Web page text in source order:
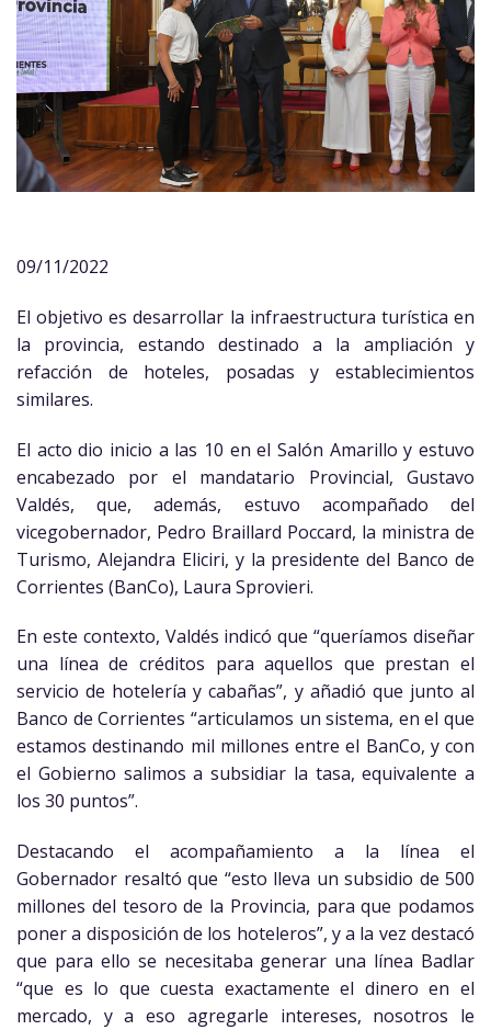
09/11/2022
El objetivo es desarrollar la infraestructura turística en
la provincia, estando destinado a la ampliación y
refacción de hoteles, posadas y establecimientos
similares.
El acto dio inicio a las 10 en el Salón Amarillo y estuvo
encabezado por el mandatario Provincial, Gustavo
Valdés, que, además, estuvo acompañado del
vicegobernador, Pedro Braillard Poccard, la ministra de
Turismo, Alejandra Eliciri, y la presidente del Banco de
Corrientes (BanCo), Laura Sprovieri.
En este contexto, Valdés indicó que “queríamos diseñar
una línea de créditos para aquellos que prestan el
servicio de hotelería y cabañas”, y añadió que junto al
Banco de Corrientes “articulamos un sistema, en el que
estamos destinando mil millones entre el BanCo, y con
el Gobierno salimos a subsidiar la tasa, equivalente a
los 30 puntos”.
Destacando el acompañamiento a la línea el
Gobernador resaltó que “esto lleva un subsidio de 500
millones del tesoro de la Provincia, para que podamos
poner a disposición de los hoteleros”, y a la vez destacó
que para ello se necesitaba generar una línea Badlar
“que es lo que cuesta exactamente el dinero en el
mercado, y a eso agregarle intereses, nosotros le